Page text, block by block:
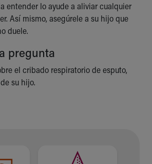
entender lo ayude a aliviar cualquier
Así mismo, asegúrele a su hijo que
duele.
pregunta
el cribado respiratorio de esputo,
su hijo.